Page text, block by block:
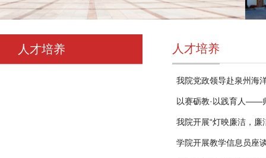
人才培养 人才培养
我院党政领导赴泉州海
以赛砺教·以践育人——
我院开展“灯映廉洁，廉
学院开展教学信息员座